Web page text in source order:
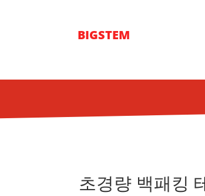
BIGSTEM
초경량 백패킹